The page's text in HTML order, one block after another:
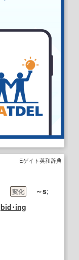
Eゲイト英和辞典
変化 ～s;
bid･ing